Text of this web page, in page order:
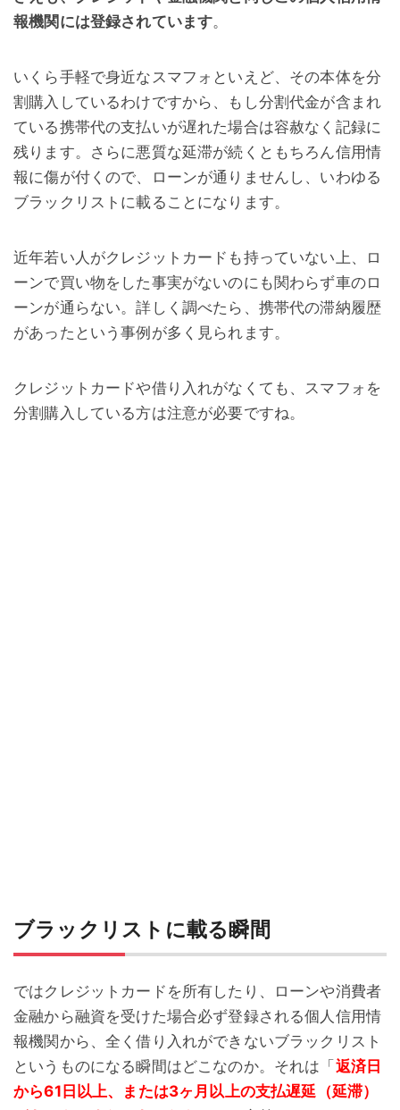
報機関には登録されています。
いくら手軽で身近なスマフォといえど、その本体を分
割購入しているわけですから、もし分割代金が含まれ
ている携帯代の支払いが遅れた場合は容赦なく記録に
残ります。さらに悪質な延滞が続くともちろん信用情
報に傷が付くので、ローンが通りませんし、いわゆる
ブラックリストに載ることになります。
近年若い人がクレジットカードも持っていない上、ロ
ーンで買い物をした事実がないのにも関わらず車のロ
ーンが通らない。詳しく調べたら、携帯代の滞納履歴
があったという事例が多く見られます。
クレジットカードや借り入れがなくても、スマフォを
分割購入している方は注意が必要ですね。
ブラックリストに載る瞬間
ではクレジットカードを所有したり、ローンや消費者
金融から融資を受けた場合必ず登録される個人信用情
報機関から、全く借り入れができないブラックリスト
というものになる瞬間はどこなのか。それは「返済日
から61日以上、または3ヶ月以上の支払遅延（延滞）